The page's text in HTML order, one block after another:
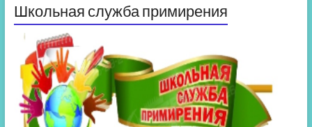
Школьная служба примирения